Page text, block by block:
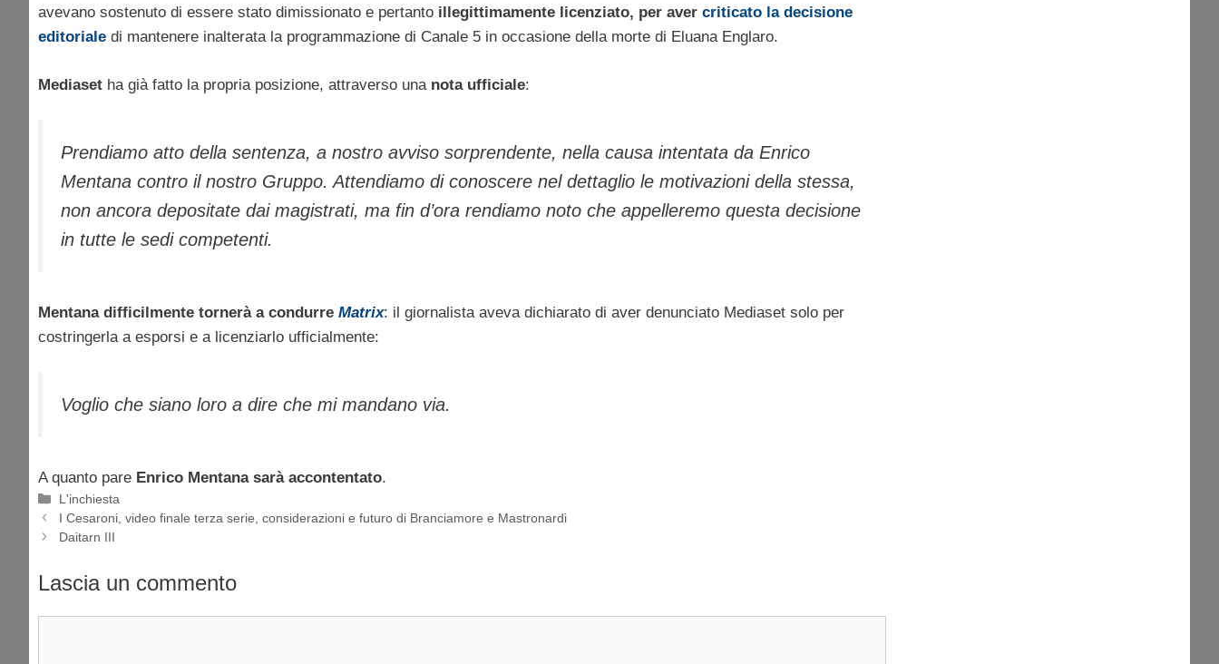
avevano sostenuto di essere stato dimissionato e pertanto illegittimamente licenziato, per aver criticato la decisione
editoriale di mantenere inalterata la programmazione di Canale 5 in occasione della morte di Eluana Englaro.
Mediaset ha già fatto la propria posizione, attraverso una nota ufficiale:
Prendiamo atto della sentenza, a nostro avviso sorprendente, nella causa intentata da Enrico
Mentana contro il nostro Gruppo. Attendiamo di conoscere nel dettaglio le motivazioni della stessa,
non ancora depositate dai magistrati, ma fin d’ora rendiamo noto che appelleremo questa decisione
in tutte le sedi competenti.
Mentana difficilmente tornerà a condurre Matrix: il giornalista aveva dichiarato di aver denunciato Mediaset solo per
costringerla a esporsi e a licenziarlo ufficialmente:
Voglio che siano loro a dire che mi mandano via.
A quanto pare Enrico Mentana sarà accontentato.
Categorie
L'inchiesta
I Cesaroni, video finale terza serie, considerazioni e futuro di Branciamore e Mastronardi
Daitarn III
Lascia un commento